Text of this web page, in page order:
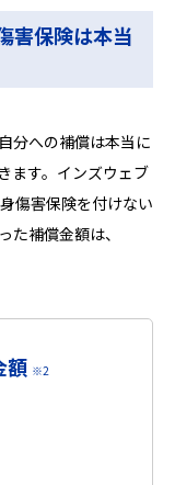
害保険は本当
分への補償は本当に
ます。インズウェブ
傷害保険を付けない
補償金額は、
額 ※2